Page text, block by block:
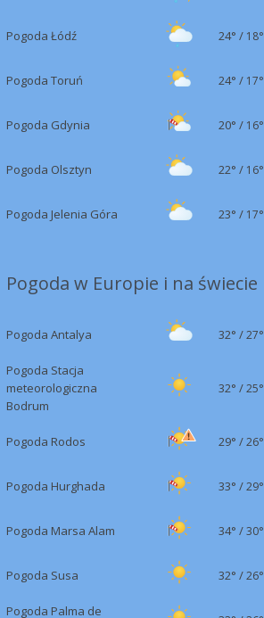
Pogoda Łódź 24° / 18°
Pogoda Toruń 24° / 17°
Pogoda Gdynia 20° / 16°
Pogoda Olsztyn 22° / 16°
Pogoda Jelenia Góra 23° / 17°
Pogoda w Europie i na świecie
Pogoda Antalya 32° /27°
Pogoda Stacja
meteorologiczna
Bodrum
32° /25°
Pogoda Rodos 29° /26°
Pogoda Hurghada 33° /29°
Pogoda Marsa Alam 34° /30°
Pogoda Susa 32° /26°
Pogoda Palma de